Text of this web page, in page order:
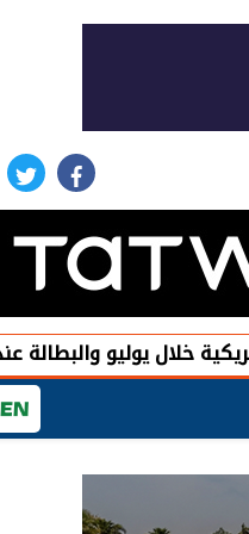
facebook
والبطالة عند 4.1%